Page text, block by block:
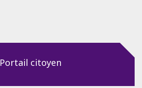
Portail citoyen